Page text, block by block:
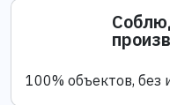
100% объектов, без